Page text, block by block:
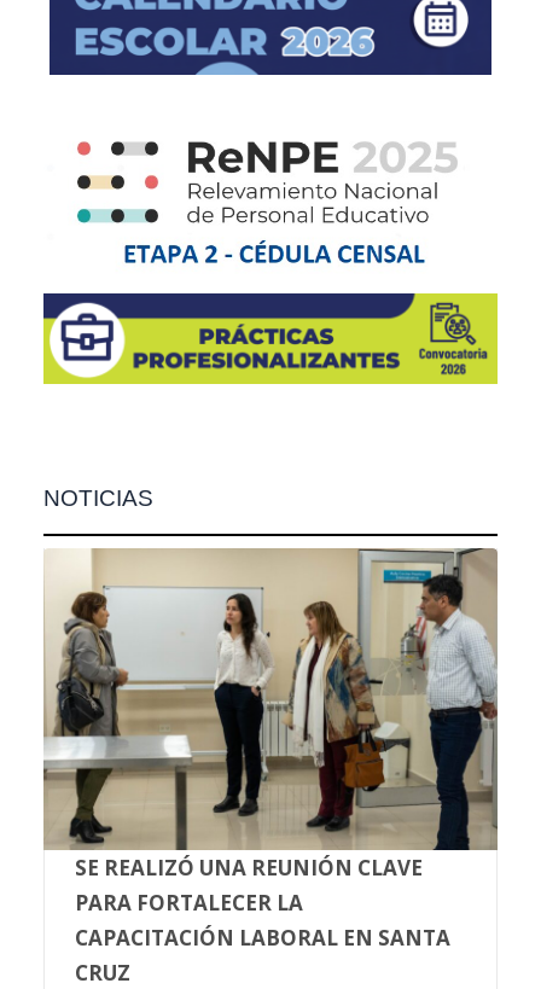
NOTICIAS
SE REALIZÓ UNA REUNIÓN CLAVE
PARA FORTALECER LA
CAPACITACIÓN LABORAL EN SANTA
CRUZ